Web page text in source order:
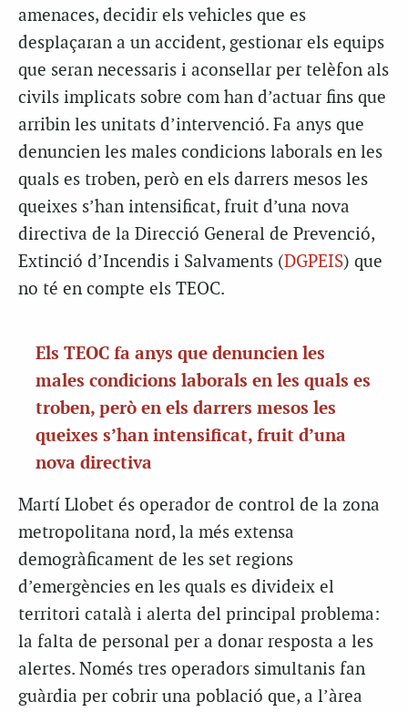
amenaces, decidir els vehicles que es
desplaçaran a un accident, gestionar els equips
que seran necessaris i aconsellar per telèfon als
civils implicats sobre com han d’actuar fins que
arribin les unitats d’intervenció. Fa anys que
denuncien les males condicions laborals en les
quals es troben, però en els darrers mesos les
queixes s’han intensificat, fruit d’una nova
directiva de la Direcció General de Prevenció,
Extinció d’Incendis i Salvaments (DGPEIS) que
no té en compte els TEOC.
Els TEOC fa anys que denuncien les
males condicions laborals en les quals es
troben, però en els darrers mesos les
queixes s’han intensificat, fruit d’una
nova directiva
Martí Llobet és operador de control de la zona
metropolitana nord, la més extensa
demogràficament de les set regions
d’emergències en les quals es divideix el
territori català i alerta del principal problema:
la falta de personal per a donar resposta a les
alertes. Només tres operadors simultanis fan
guàrdia per cobrir una població que, a l’àrea